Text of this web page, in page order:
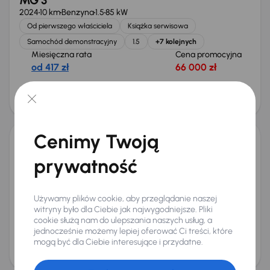
202410 kmBenzyna1.585 kW
Od pierwszego właściciela
Książka serwisowa
Samochód demonstracyjny
1.5 +7 kolejnych
Miesięczna rata
od 417 zł
Cena promocyjna
66 000 zł
70 000 zł
MG 3
202410 kmBenzyna1.585 kW
Od pierwszego właściciela
Samochód demonstracyjny
+7 kolejnych
Miesięczna rata
od 417 zł
Cena promocyjna
66 000 zł
Cena
Od nowego taniej o 7 360 zł
Cenimy Twoją
prywatność
Używamy plików cookie, aby przeglądanie naszej
witryny było dla Ciebie jak najwygodniejsze. Pliki
cookie służą nam do ulepszania naszych usług, a
jednocześnie możemy lepiej oferować Ci treści, które
mogą być dla Ciebie interesujące i przydatne.